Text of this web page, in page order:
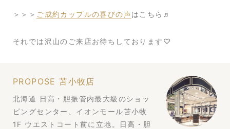
＞＞＞ ご成約カップルの喜びの声はこちら♬
それでは沢山のご来店お待ちしております♡
PROPOSE 苫小牧店
北海道 日高・胆振管内最大級のショッ
ピングセンター、イオンモール苫小牧
1F ウエストコート前に立地。日高・胆